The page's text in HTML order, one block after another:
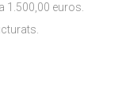
1.500,00 euros.